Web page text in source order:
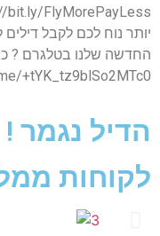
bit.ly/FlyMorePayLess
יותר נוח לכם לקבל
החדשה שלנו בטלגרם ?
+tYK_tz9blSo2MTc0
הדיל נגמר !
לקוחות